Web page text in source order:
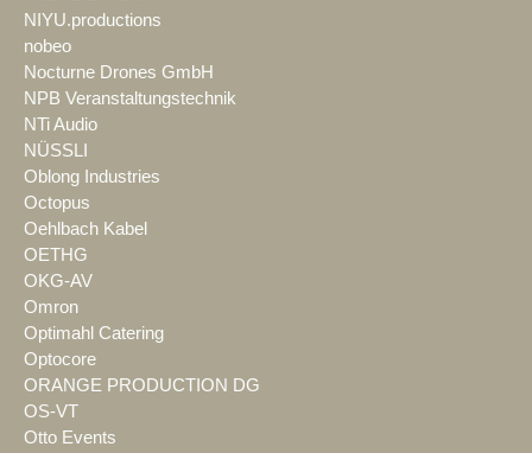
NIYU.productions
nobeo
Nocturne Drones GmbH
NPB Veranstaltungstechnik
NTi Audio
NÜSSLI
Oblong Industries
Octopus
Oehlbach Kabel
OETHG
OKG-AV
Omron
Optimahl Catering
Optocore
ORANGE PRODUCTION DG
OS-VT
Otto Events